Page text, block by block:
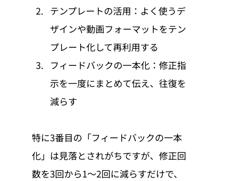
テンプレートの活用：よく使うデ
ザインや動画フォーマットをテン
プレート化して再利用する
フィードバックの一本化：修正指
示を一度にまとめて伝え、往復を
減らす
特に3番目の「フィードバックの一本
化」は見落とされがちですが、修正回
数を3回から1〜2回に減らすだけで、